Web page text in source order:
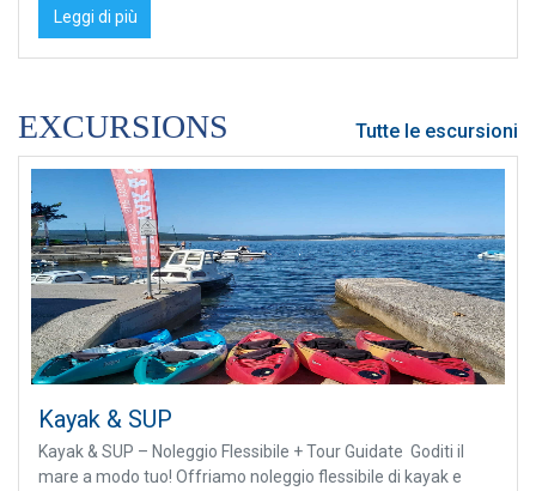
Leggi di più
EXCURSIONS Tutte le escursioni
Kayak & SUP
Kayak & SUP – Noleggio Flessibile + Tour Guidate Goditi il
mare a modo tuo! Offriamo noleggio flessibile di kayak e